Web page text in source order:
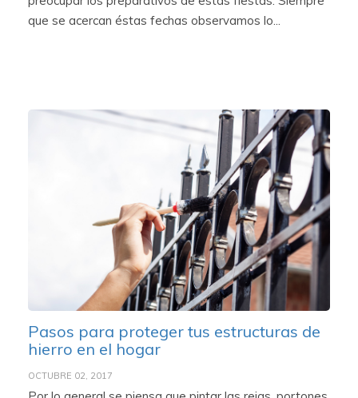
que se acercan éstas fechas observamos lo...
Pasos para proteger tus estructuras de
hierro en el hogar
OCTUBRE 02, 2017